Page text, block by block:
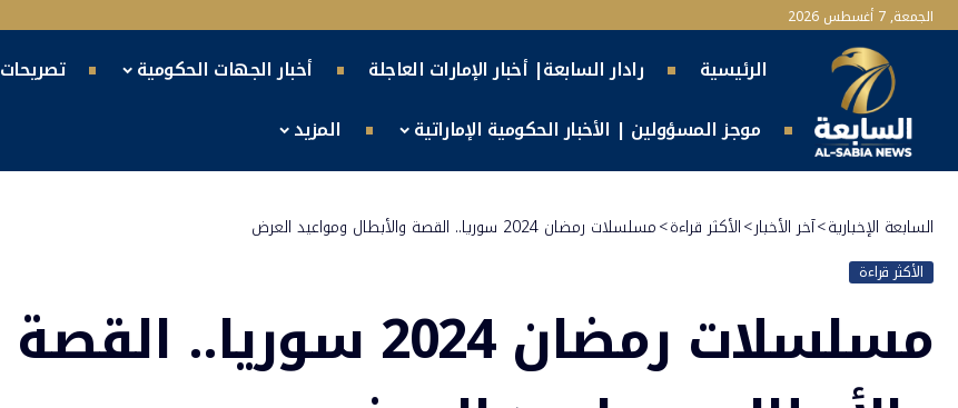
الجمعة, 7 أغسطس 2026
الرئيسية رادار السابعة| أخبار الإمارات العاجلة أخبار الجهات الحكومية
تصريحات
موجز المسؤولين | الأخبار الحكومية الإماراتية
المزيد
السابعة الإخبارية>آخر الأخبار>الأكثر قراءة>مسلسلات رمضان 2024 سوريا.. القصة والأبطال ومواعيد العرض
الأكثر قراءة
مسلسلات رمضان 2024 سوريا.. القصة